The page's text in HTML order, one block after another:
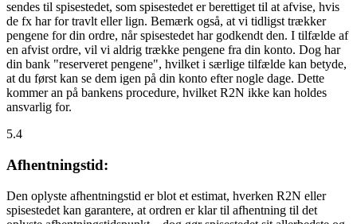
sendes til spisestedet, som spisestedet er berettiget til at afvise, hvis
de fx har for travlt eller lign. Bemærk også, at vi tidligst trækker
pengene for din ordre, når spisestedet har godkendt den. I tilfælde af
en afvist ordre, vil vi aldrig trække pengene fra din konto. Dog har
din bank "reserveret pengene", hvilket i særlige tilfælde kan betyde,
at du først kan se dem igen på din konto efter nogle dage. Dette
kommer an på bankens procedure, hvilket R2N ikke kan holdes
ansvarlig for.
5.4
Afhentningstid:
Den oplyste afhentningstid er blot et estimat, hverken R2N eller
spisestedet kan garantere, at ordren er klar til afhentning til det